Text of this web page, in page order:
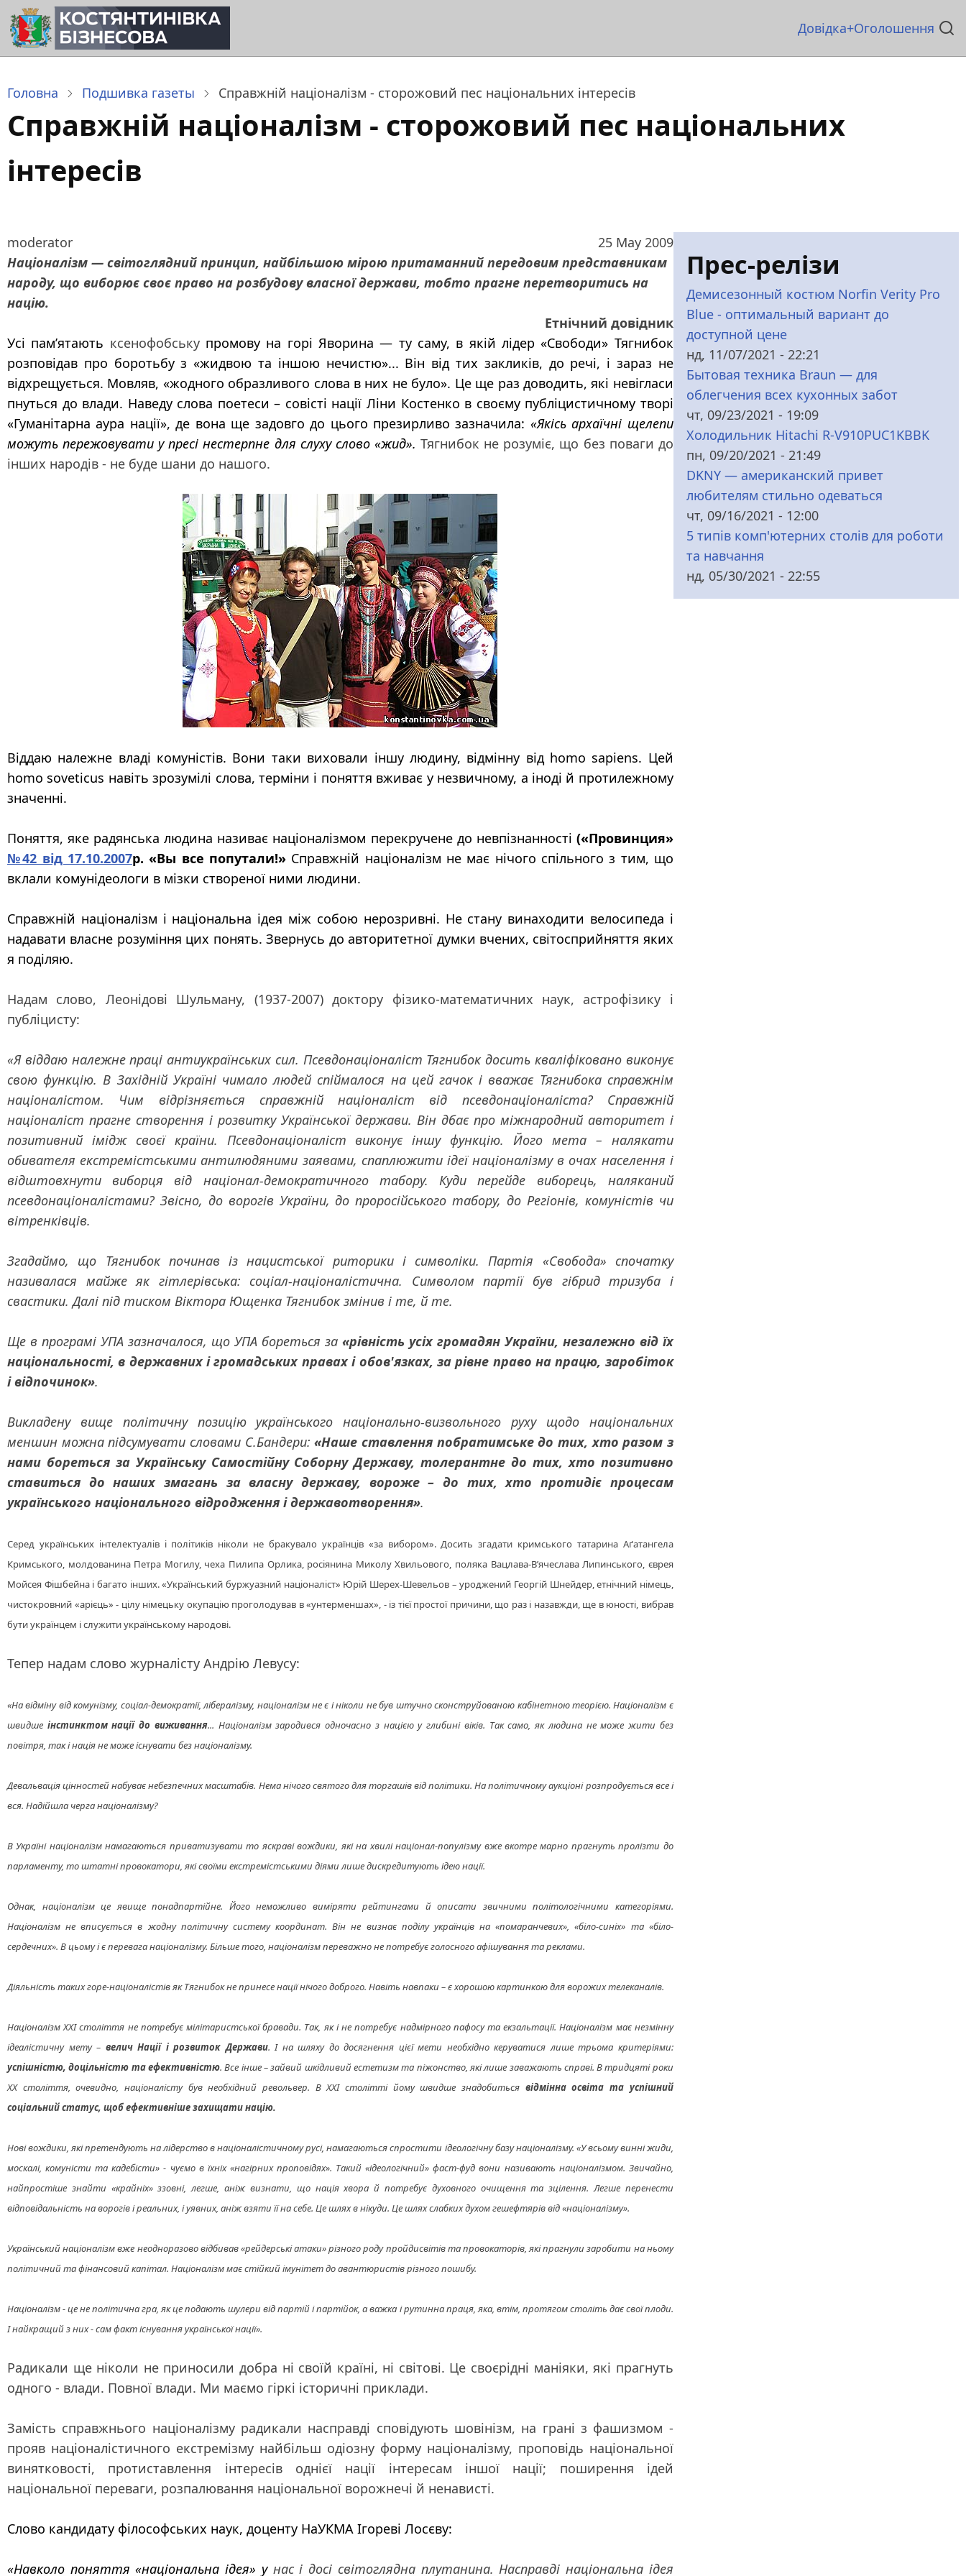
Перейти
до
основного
Основна
Довідка Оголошення
Головна Подшивка газеты Справжній націоналізм - сторожовий пес національних інтересів
Справжній націоналізм - сторожовий пес національних
інтересів
moderator
25 May 2009
Націоналізм — світоглядний принцип, найбільшою мірою притаманний передовим представникам
народу, що виборює своє право на розбудову власної держави, тобто прагне перетворитись на
націю.
Етнічний довідник
Усі пам’ятають ксенофобську промову на горі Яворина — ту саму, в якій лідер «Свободи» Тягнибок
розповідав про боротьбу з «жидвою та іншою нечистю»... Він від тих закликів, до речі, і зараз не
відхрещується. Мовляв, «жодного образливого слова в них не було». Це ще раз доводить, які невігласи
пнуться до влади. Наведу слова поетеси – совісті нації Ліни Костенко в своєму публіцистичному творі
«Гуманітарна аура нації», де вона ще задовго до цього презирливо зазначила: «Якісь архаїчні щелепи
можуть пережовувати у пресі нестерпне для слуху слово «жид». Тягнибок не розуміє, що без поваги до
інших народів - не буде шани до нашого.
Віддаю належне владі комуністів. Вони таки виховали іншу людину, відмінну від homo sapiens. Цей
homo soveticus навіть зрозумілі слова, терміни і поняття вживає у незвичному, а іноді й протилежному
значенні.
Поняття, яке радянська людина називає націоналізмом перекручене до невпізнанності («Провинция»
№42 від 17.10.2007р. «Вы все попутали!»Справжній націоналізм не має нічого спільного з тим, що
вклали комунідеологи в мізки створеної ними людини.
Справжній націоналізм і національна ідея між собою нерозривні. Не стану винаходити велосипеда і
надавати власне розуміння цих понять. Звернусь до авторитетної думки вчених, світосприйняття яких
я поділяю.
Надам слово, Леонідові Шульману, (1937-2007) доктору фізико-математичних наук, астрофізику і
публіцисту:
«Я віддаю належне праці антиукраїнських сил. Псевдонаціоналіст Тягнибок досить кваліфіковано виконує
свою функцію. В Західній Україні чимало людей спіймалося на цей гачок і вважає Тягнибока справжнім
націоналістом. Чим відрізняється справжній націоналіст від псевдонаціоналіста? Справжній
націоналіст прагне створення і розвитку Української держави. Він дбає про міжнародний авторитет і
позитивний імідж своєї країни. Псевдонаціоналіст виконує іншу функцію. Його мета – налякати
обивателя екстремістськими антилюдяними заявами, спаплюжити ідеї націоналізму в очах населення і
відштовхнути виборця від націонал-демократичного табору. Куди перейде виборець, наляканий
псевдонаціоналістами? Звісно, до ворогів України, до проросійського табору, до Регіонів, комуністів чи
вітренківців.
Згадаймо, що Тягнибок починав із нацистської риторики і символіки. Партія «Свобода» спочатку
називалася майже як гітлерівська: соціал-націоналістична. Символом партії був гібрид тризуба і
свастики. Далі під тиском Віктора Ющенка Тягнибок змінив і те, й те.
Ще в програмі УПА зазначалося, що УПА бореться за «рівність усіх громадян України, незалежно від їх
національності, в державних і громадських правах і обов'язках, за рівне право на працю, заробіток
і відпочинок».
Викладену вище політичну позицію українського національно-визвольного руху щодо національних
меншин можна підсумувати словами С.Бандери:«Наше ставлення побратимське до тих, хто разом з
нами бореться за Українську Самостійну Соборну Державу, толерантне до тих, хто позитивно
ставиться до наших змагань за власну державу, вороже – до тих, хто протидіє процесам
українського національного відродження і державотворення».
Серед українських інтелектуалів і політиків ніколи не бракувало українців «за вибором». Досить згадати кримського татарина Аґатангела
Кримського, молдованина Петра Могилу, чеха Пилипа Орлика, росіянина Миколу Хвильового, поляка Вацлава-В’ячеслава Липинського, єврея
Мойсея Фішбейна і багато інших.«Український буржуазний націоналіст» Юрій Шерех-Шевельов – уроджений Георгій Шнейдер, етнічний німець,
чистокровний «арієць» - цілу німецьку окупацію проголодував в «унтерменшах», - із тієї простої причини, що раз і назавжди, ще в юності, вибрав
бути українцем і служити українському народові.
Тепер надам слово журналісту Андрію Левусу:
«На відміну від комунізму, соціал-демократії, лібералізму, націоналізм не є і ніколи не був штучно сконструйованою кабінетною теорією. Націоналізм є
швидше інстинктом нації до виживання... Націоналізм зародився одночасно з нацією у глибині віків. Так само, як людина не може жити без
повітря, так і нація не може існувати без націоналізму.
Девальвація цінностей набуває небезпечних масштабів. Нема нічого святого для торгашів від політики. На політичному аукціоні розпродується все і
вся. Надійшла черга націоналізму?
В Україні націоналізм намагаються приватизувати то яскраві вождики, які на хвилі націонал-популізму вже вкотре марно прагнуть пролізти до
парламенту, то штатні провокатори, які своїми екстремістськими діями лише дискредитують ідею нації.
Однак, націоналізм це явище понадпартійне. Його неможливо виміряти рейтингами й описати звичними політологічними категоріями.
Націоналізм не вписується в жодну політичну систему координат. Він не визнає поділу українців на «помаранчевих», «біло-синіх» та «біло-
сердечних». В цьому і є перевага націоналізму. Більше того, націоналізм переважно не потребує голосного афішування та реклами.
Діяльність таких горе-націоналістів як Тягнибок не принесе нації нічого доброго. Навіть навпаки – є хорошою картинкою для ворожих телеканалів.
Націоналізм ХХІ століття не потребує мілітаристської бравади. Так, як і не потребує надмірного пафосу та екзальтації. Націоналізм має незмінну
ідеалістичну мету – велич Нації і розвиток Держави. І на шляху до досягнення цієї мети необхідно керуватися лише трьома критеріями:
успішністю, доцільністю та ефективністю. Все інше – зайвий шкідливий естетизм та піжонство, які лише заважають справі. В тридцяті роки
ХХ століття, очевидно, націоналісту був необхідний револьвер. В ХХІ столітті йому швидше знадобиться відмінна освіта та успішний
соціальний статус, щоб ефективніше захищати націю.
Нові вождики, які претендують на лідерство в націоналістичному русі, намагаються спростити ідеологічну базу націоналізму. «У всьому винні жиди,
москалі, комуністи та кадебісти» - чуємо в їхніх «нагірних проповідях». Такий «ідеологічний» фаст-фуд вони називають націоналізмом. Звичайно,
найпростіше знайти «крайніх» ззовні, легше, аніж визнати, що нація хвора й потребує духовного очищення та зцілення. Легше перенести
відповідальність на ворогів і реальних, і уявних, аніж взяти її на себе. Це шлях в нікуди. Це шлях слабких духом гешефтярів від «націоналізму».
Український націоналізм вже неодноразово відбивав «рейдерські атаки» різного роду пройдисвітів та провокаторів, які прагнули заробити на ньому
політичний та фінансовий капітал. Націоналізм має стійкий імунітет до авантюристів різного пошибу.
Націоналізм - це не політична гра, як це подають шулери від партій і партійок, а важка і рутинна праця, яка, втім, протягом століть дає свої плоди.
І найкращий з них - сам факт існування української нації».
Радикали ще ніколи не приносили добра ні своїй країні, ні світові. Це своєрідні маніяки, які прагнуть
одного - влади. Повної влади. Ми маємо гіркі історичні приклади.
Замість справжнього націоналізму радикали насправді сповідують шовінізм, на грані з фашизмом -
прояв націоналістичного екстремізму найбільш одіозну форму націоналізму, проповідь національної
винятковості, протиставлення інтересів однієї нації інтересам іншої нації; поширення ідей
національної переваги, розпалювання національної ворожнечі й ненависті.
Слово кандидату філософських наук, доценту НаУКМА Ігореві Лосєву:
«Навколо поняття «національна ідея» унас і досі світоглядна плутанина. Насправді національна ідея
Прес-релізи
Демисезонный костюм Norfin Verity Pro
Blue - оптимальный вариант до
доступной цене
нд, 11/07/2021 - 22:21
Бытовая техника Braun — для
облегчения всех кухонных забот
чт, 09/23/2021 - 19:09
Холодильник Hitachi R-V910PUC1KBBK
пн, 09/20/2021 - 21:49
DKNY — американский привет
любителям стильно одеваться
чт, 09/16/2021 - 12:00
5 типів комп'ютерних столів для роботи
та навчання
нд, 05/30/2021 - 22:55